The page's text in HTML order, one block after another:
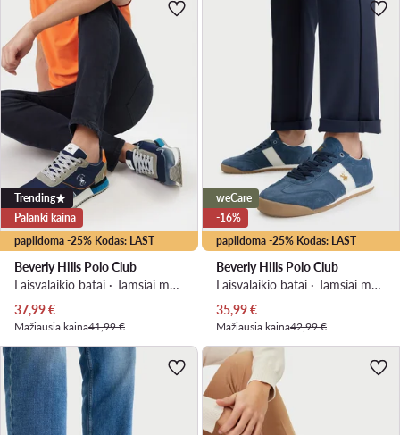
papildoma -25% Kodas: LAST
Trending
Palanki kaina
Beverly Hills Polo Club
Laisvalaikio batai · Tamsiai mėlyna
Dabartinė kaina
37,99€
Mažiausia kaina41,99 €
papildoma -25% Kodas: LAST
weCare
-16%
Beverly Hills Polo Club
Laisvalaikio batai · Tamsiai mėlyna
Dabartinė kaina
35,99€
Mažiausia kaina42,99 €